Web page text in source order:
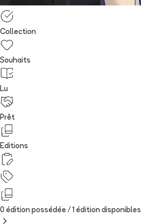
Collection
Souhaits
Lu
Prêt
Editions
0 édition possédée / 1 édition disponibles